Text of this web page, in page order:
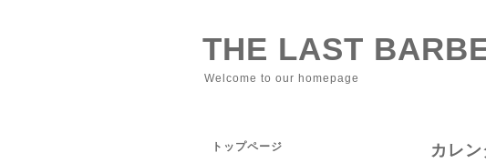
THE LAST
Welcome to our homepage
カレン
トップページ